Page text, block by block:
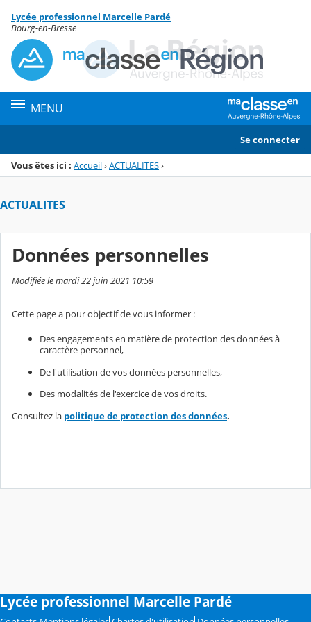
Menu de la rubrique
Contenu
Lycée professionnel Marcelle Pardé
Bourg-en-Bresse
MENU
Se connecter
Vous êtes ici : Accueil›ACTUALITES›
ACTUALITES
Données personnelles
Modifiée le mardi 22 juin 2021 10:59
Cette page a pour objectif de vous informer :
Des engagements en matière de protection des données à
caractère personnel,
De l'utilisation de vos données personnelles,
Des modalités de l'exercice de vos droits.
Consultez la politique de protection des données.
Lycée professionnel Marcelle Pardé